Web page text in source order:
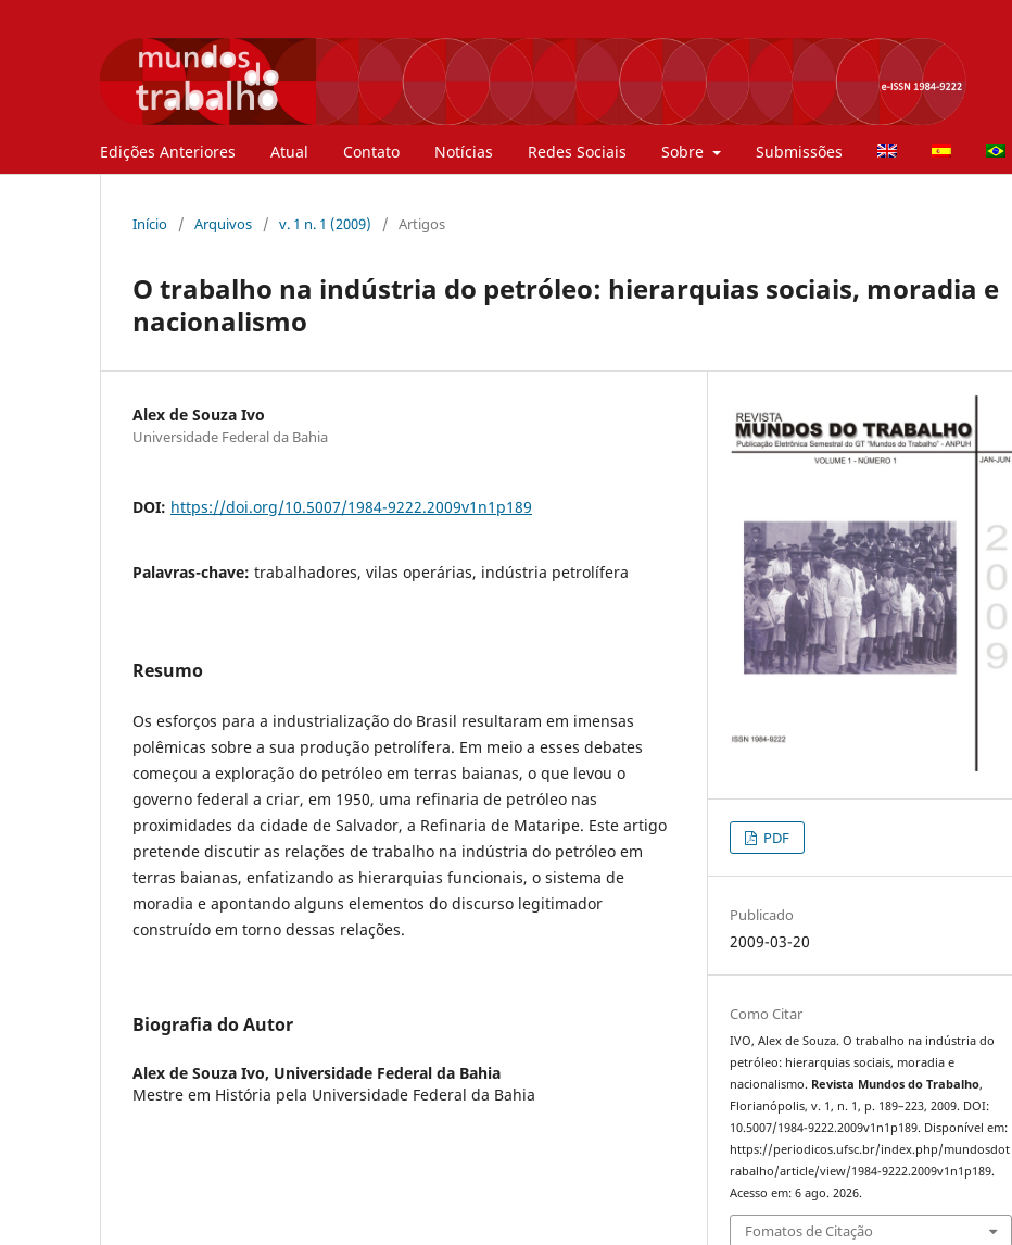
Edições Anteriores Atual Contato Notícias Redes Sociais Sobre Submissões
Início / Arquivos / v. 1 n. 1 (2009) / Artigos
O trabalho na indústria do petróleo: hierarquias sociais, moradia e
nacionalismo
Alex de Souza Ivo
Universidade Federal da Bahia
DOI: https://doi.org/10.5007/1984-9222.2009v1n1p189
Palavras-chave: trabalhadores, vilas operárias, indústria petrolífera
Resumo
Os esforços para a industrialização do Brasil resultaram em imensas
polêmicas sobre a sua produção petrolífera. Em meio a esses debates
começou a exploração do petróleo em terras baianas, o que levou o
governo federal a criar, em 1950, uma refinaria de petróleo nas
proximidades da cidade de Salvador, a Refinaria de Mataripe. Este artigo
pretende discutir as relações de trabalho na indústria do petróleo em
terras baianas, enfatizando as hierarquias funcionais, o sistema de
moradia e apontando alguns elementos do discurso legitimador
construído em torno dessas relações.
Biografia do Autor
Alex de Souza Ivo, Universidade Federal da Bahia
Mestre em História pela Universidade Federal da Bahia
PDF
Publicado
2009-03-20
Como Citar
IVO, Alex de Souza. O trabalho na indústria do
petróleo: hierarquias sociais, moradia e
nacionalismo. Revista Mundos do Trabalho,
Florianópolis, v. 1, n. 1, p. 189–223, 2009. DOI:
10.5007/1984-9222.2009v1n1p189. Disponível em:
https://periodicos.ufsc.br/index.php/mundosdot
rabalho/article/view/1984-9222.2009v1n1p189.
Acesso em: 6 ago. 2026.
Fomatos de Citação